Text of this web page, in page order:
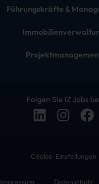
Führungskräfte &
Folgen Sie IZ Jobs
Cookie-Einstellungen
Impressum Datenschutz